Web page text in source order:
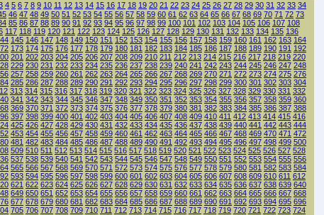
4 5 6 7 8 9 10 11 12 13 14 15 16 17 18 19 20 21 22 23 24 25 26 27 28 29 30 31 32 33 34
46 47 48 49 50 51 52 53 54 55 56 57 58 59 60 61 62 63 64 65 66 67 68 69 70 71 72 73
85 86 87 88 89 90 91 92 93 94 95 96 97 98 99 100 101 102 103 104 105 106 107 108
117 118 119 120 121 122 123 124 125 126 127 128 129 130 131 132 133 134 135 136
145 146 147 148 149 150 151 152 153 154 155 156 157 158 159 160 161 162 163 164
173 174 175 176 177 178 179 180 181 182 183 184 185 186 187 188 189 190 191 192
201 202 203 204 205 206 207 208 209 210 211 212 213 214 215 216 217 218 219 220
229 230 231 232 233 234 235 236 237 238 239 240 241 242 243 244 245 246 247 248
257 258 259 260 261 262 263 264 265 266 267 268 269 270 271 272 273 274 275 276
285 286 287 288 289 290 291 292 293 294 295 296 297 298 299 300 301 302 303 304
313 314 315 316 317 318 319 320 321 322 323 324 325 326 327 328 329 330 331 332
341 342 343 344 345 346 347 348 349 350 351 352 353 354 355 356 357 358 359 360
369 370 371 372 373 374 375 376 377 378 379 380 381 382 383 384 385 386 387 388
397 398 399 400 401 402 403 404 405 406 407 408 409 410 411 412 413 414 415 416
425 426 427 428 429 430 431 432 433 434 435 436 437 438 439 440 441 442 443 444
453 454 455 456 457 458 459 460 461 462 463 464 465 466 467 468 469 470 471 472
481 482 483 484 485 486 487 488 489 490 491 492 493 494 495 496 497 498 499 500
509 510 511 512 513 514 515 516 517 518 519 520 521 522 523 524 525 526 527 528
537 538 539 540 541 542 543 544 545 546 547 548 549 550 551 552 553 554 555 556
565 566 567 568 569 570 571 572 573 574 575 576 577 578 579 580 581 582 583 584
593 594 595 596 597 598 599 600 601 602 603 604 605 606 607 608 609 610 611 612
621 622 623 624 625 626 627 628 629 630 631 632 633 634 635 636 637 638 639 640
649 650 651 652 653 654 655 656 657 658 659 660 661 662 663 664 665 666 667 668
677 678 679 680 681 682 683 684 685 686 687 688 689 690 691 692 693 694 695 696
705 706 707 708 709 710 711 712 713 714 715 716 717 718 719 720 721 722 723 724